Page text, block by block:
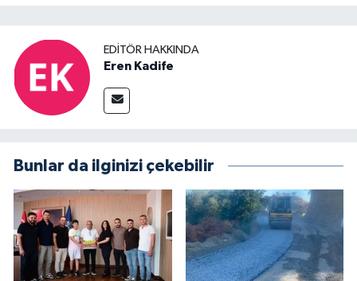
EDITÖR HAKKINDA
Eren Kadife
Bunlar da ilginizi çekebilir